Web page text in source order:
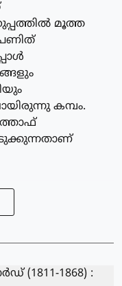
മൂത്ത
കമ്പം.